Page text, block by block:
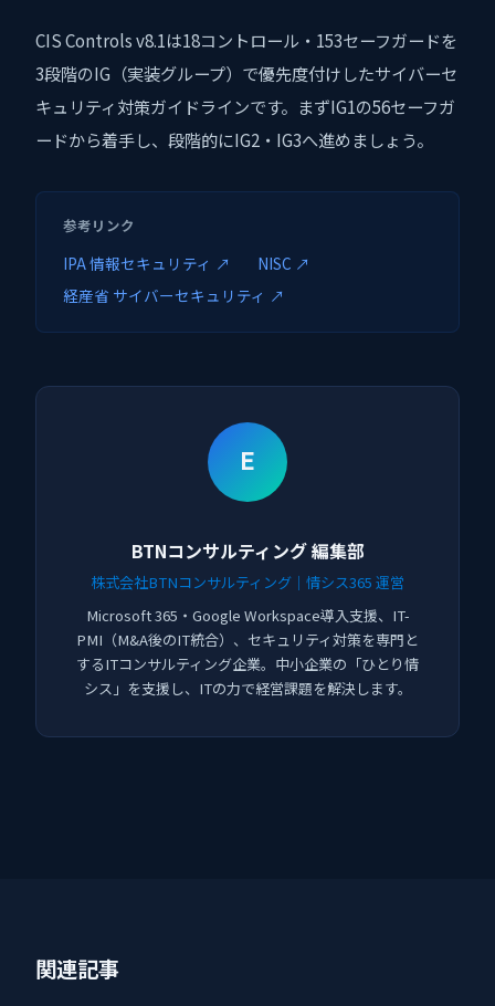
CIS Controls v8.1は18コントロール・153セーフガードを
3段階のIG（実装グループ）で優先度付けしたサイバーセ
キュリティ対策ガイドラインです。まずIG1の56セーフガ
ードから着手し、段階的にIG2・IG3へ進めましょう。
参考リンク
IPA 情報セキュリティ ↗
NISC ↗
経産省 サイバーセキュリティ ↗
E
BTNコンサルティング 編集部
株式会社BTNコンサルティング｜情シス365 運営
Microsoft 365・Google Workspace導入支援、IT-
PMI（M&A後のIT統合）、セキュリティ対策を専門と
するITコンサルティング企業。中小企業の「ひとり情
シス」を支援し、ITの力で経営課題を解決します。
関連記事